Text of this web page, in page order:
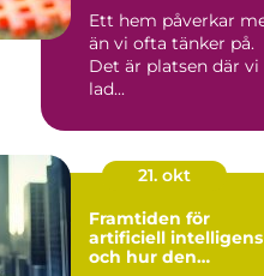
Ett hem påverkar
än vi ofta tänker på.
Det är platsen där vi
lad...
21. okt
Framtiden för
artificiell intelligens
och hur den